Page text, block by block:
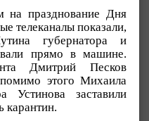
на празднование Дня
телеканалы показали,
губернатора и
прямо в машине.
Дмитрий Песков
этого Михаила
Устинова заставили
карантин.